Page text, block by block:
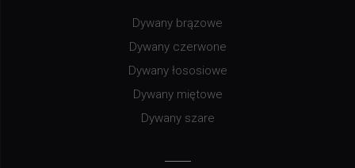
Dywany brązowe
Dywany czerwone
Dywany łososiowe
Dywany miętowe
Dywany szare